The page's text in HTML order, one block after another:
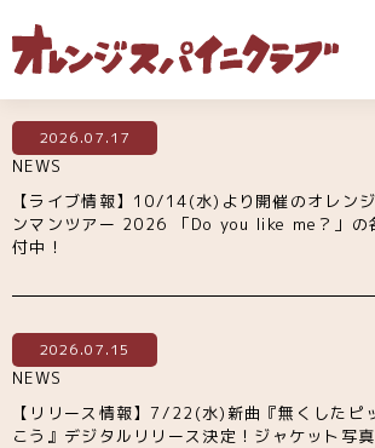
2026.07.17
NEWS
【ライブ情報】10/14(水)より開催のオレン
ンマンツアー 2026 「Do you like me？」の
付中！
2026.07.15
NEWS
【リリース情報】7/22(水)新曲『無くしたピ
こう』デジタルリリース決定！ジャケット写真